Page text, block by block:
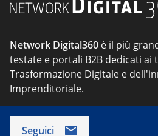
Network Digital360 è il più
testate e portali B2B dedicati ai
Trasformazione Digitale e
Imprenditoriale.
Seguici